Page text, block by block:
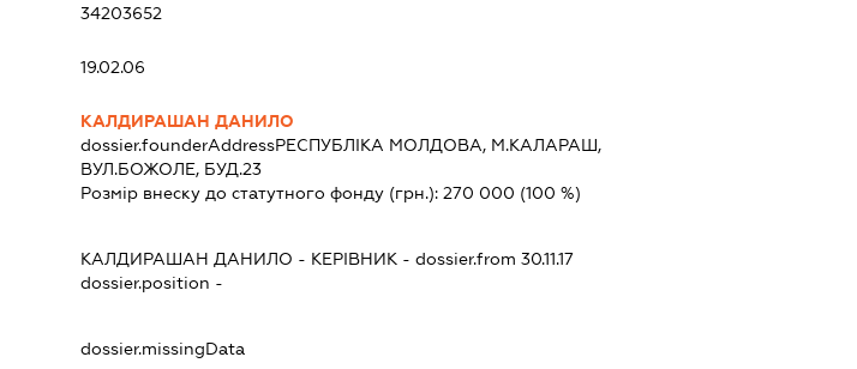
34203652
19.02.06
КАЛДИРАШАН ДАНИЛО
dossier.founderAddressРЕСПУБЛІКА МОЛДОВА, М.КАЛАРАШ,
ВУЛ.БОЖОЛЕ, БУД.23
Розмір внеску до статутного фонду (грн.):270 000 (100 %)
КАЛДИРАШАН ДАНИЛО - КЕРІВНИК - dossier.from 30.11.17
dossier.position -
dossier.missingData